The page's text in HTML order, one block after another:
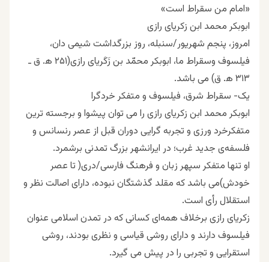
«امام من سقراط است»
ابوبکر محمد ابن زکریای رازی
امروز، پنجم شهریور/سنبله، روز بزرگداشت شیمی دان،
فیلسوف وسقراط ما، ابوبکر محمّد بن زَکَریای رازی(۲۵۱ ه
. ق ـ
۳۱۳ ه
. ق) می باشد.
یک- سقراط شرق، فیلسوف و متفکر خردگرا
ابوبکر محمد ابن زکریای رازی را می توان پیشوا و برجسته ترین
متفکرخرد ورزی و تجربه گرایی دوران قبل از عصر رنسانس و
فلسفه‌ی جدید غرب؛ در ایرانشهر بزرگ تمدنی برشمرد.
او تنها متفکر سپهر زبان و فرهنگ فارسی/دری( تا عصر
خودش)می باشد که مقلد گذشتگان نبوده، دارای اصالت نظر و
استقلال رأی است.
زکریای رازی برخلاف همه‌ای کسانی که در تمدن اسلامی عنوان
فیلسوف دارند و دارای روشی قیاسی و نظری بودند، روشی
استقرایی و تجربی را در پیش می گیرد.